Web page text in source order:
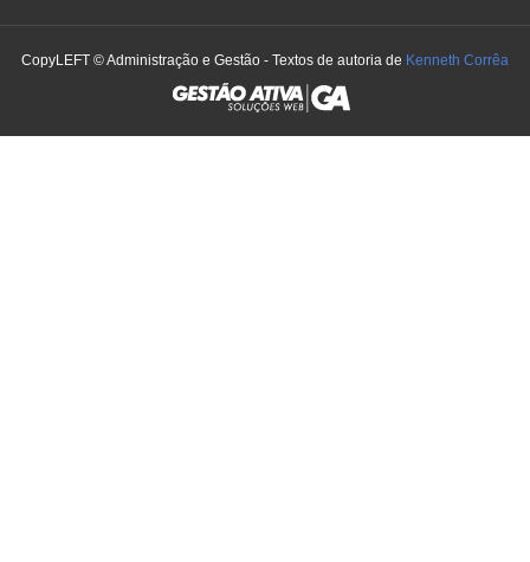
CopyLEFT © Administração e Gestão - Textos de autoria de Kenneth Corrêa